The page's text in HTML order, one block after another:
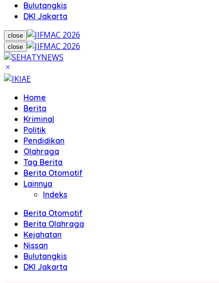
Bulutangkis
DKI Jakarta
close
close
Home
Berita
Kriminal
Politik
Pendidikan
Olahraga
Tag Berita
Berita Otomotif
Lainnya
Indeks
Berita Otomotif
Berita Olahraga
Kejahatan
Nissan
Bulutangkis
DKI Jakarta